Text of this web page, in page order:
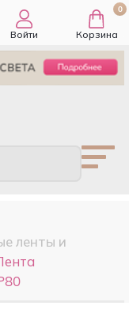
Войти
0
Корзина
ленты и